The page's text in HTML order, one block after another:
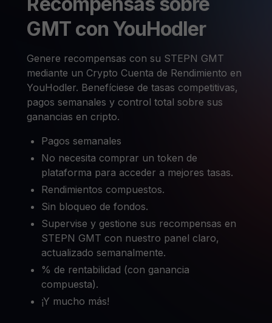
GMT con YouHodler
Genere recompensas con su STEPN GMT
mediante un Crypto Cuenta de Rendimiento en
YouHodler. Benefíciese de tasas competitivas,
pagos semanales y control total sobre sus
ganancias en cripto.
Pagos semanales
No necesita comprar un token de
plataforma para acceder a mejores tasas.
Rendimientos compuestos.
Sin bloqueo de fondos.
Supervise y gestione sus recompensas en
STEPN GMT con nuestro panel claro,
actualizado semanalmente.
% de rentabilidad (con ganancia
compuesta).
¡Y mucho más!